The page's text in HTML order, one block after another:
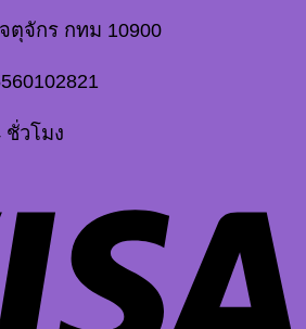
ตุจักร กทม 10900
ชั่วโมง